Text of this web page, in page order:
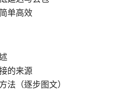
单高效
的来源
法（逐步图文）